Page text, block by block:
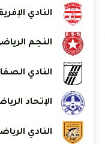
النادي
النجم
النادي
الإتحاد
النادي